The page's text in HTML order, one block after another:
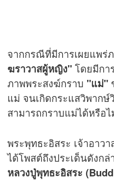
จากกรณีที่มีการเผยแพร่
ฆราวาสผู้หญิง" โดยมีกา
ภาพพระสงฆ์กราบ "แม่"
แม่ จนเกิดกระแสวิพาก
สามารถกราบแม่ได้หรือไ
พระพุทธะอิสระ เจ้าอาว
ได้โพสต์ถึงประเด็นดังก
หลวงปู่พุทธะอิสระ